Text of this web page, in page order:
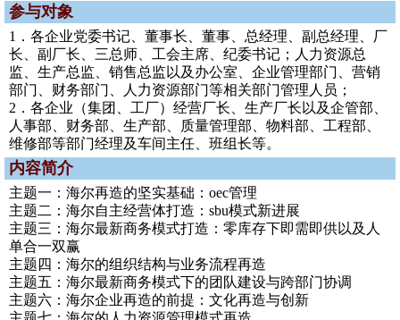
参与对象
1．各企业党委书记、董事长、董事、总经理、副总经理、厂
长、副厂长、三总师、工会主席、纪委书记；人力资源总
监、生产总监、销售总监以及办公室、企业管理部门、营销
部门、财务部门、人力资源部门等相关部门管理人员；
2．各企业（集团、工厂）经营厂长、生产厂长以及企管部、
人事部、财务部、生产部、质量管理部、物料部、工程部、
维修部等部门经理及车间主任、班组长等。
内容简介
主题一：海尔再造的坚实基础：oec管理
主题二：海尔自主经营体打造：sbu模式新进展
主题三：海尔最新商务模式打造：零库存下即需即供以及人
单合一双赢
主题四：海尔的组织结构与业务流程再造
主题五：海尔最新商务模式下的团队建设与跨部门协调
主题六：海尔企业再造的前提：文化再造与创新